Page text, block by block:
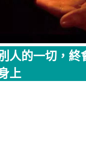
人的一切，終
上